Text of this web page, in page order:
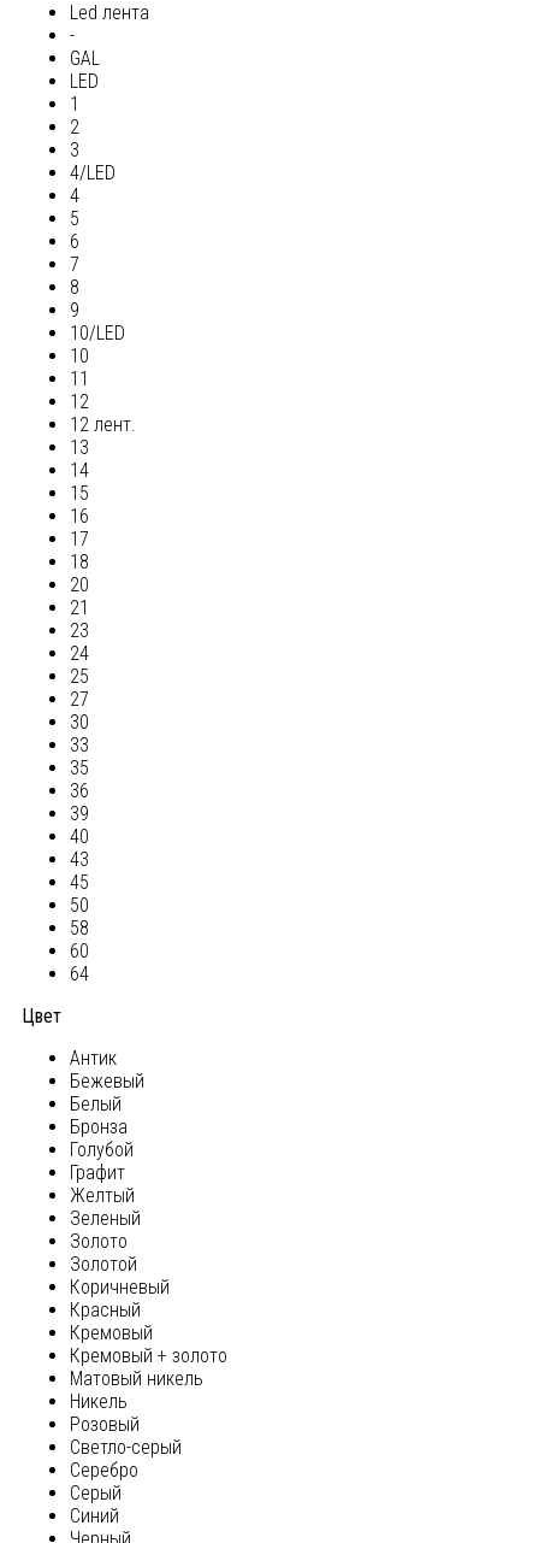
Led лента
-
GAL
LED
1
2
3
4/LED
4
5
6
7
8
9
10/LED
10
11
12
12 лент.
13
14
15
16
17
18
20
21
23
24
25
27
30
33
35
36
39
40
43
45
50
58
60
64
Цвет
Антик
Бежевый
Белый
Бронза
Голубой
Графит
Желтый
Зеленый
Золото
Золотой
Коричневый
Красный
Кремовый
Кремовый + золото
Матовый никель
Никель
Розовый
Светло-серый
Серебро
Серый
Синий